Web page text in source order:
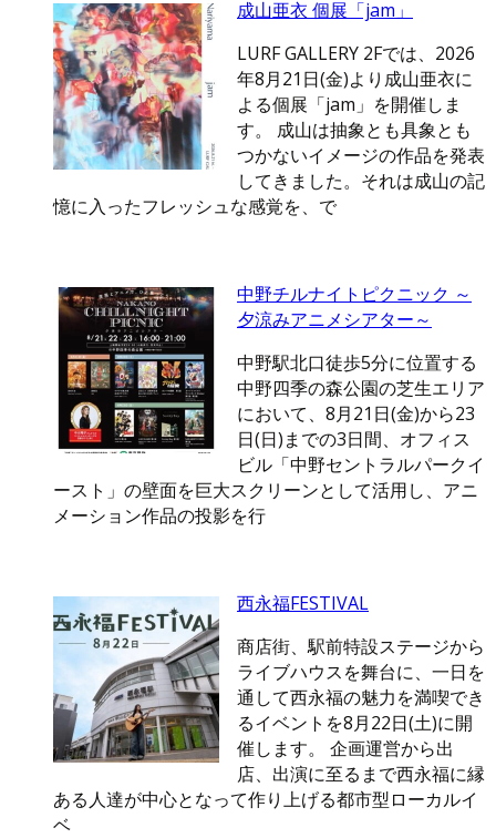
成山亜衣 個展「jam」
LURF GALLERY 2Fでは、2026
年8月21日(金)より成山亜衣に
よる個展「jam」を開催しま
す。 成山は抽象とも具象とも
つかないイメージの作品を発表
してきました。それは成山の記
憶に入ったフレッシュな感覚を、で
中野チルナイトピクニック ～
夕涼みアニメシアター～
中野駅北口徒歩5分に位置する
中野四季の森公園の芝生エリア
において、8月21日(金)から23
日(日)までの3日間、オフィス
ビル「中野セントラルパークイ
ースト」の壁面を巨大スクリーンとして活用し、アニ
メーション作品の投影を行
西永福FESTIVAL
商店街、駅前特設ステージから
ライブハウスを舞台に、一日を
通して西永福の魅力を満喫でき
るイベントを8月22日(土)に開
催します。 企画運営から出
店、出演に至るまで西永福に縁
ある人達が中心となって作り上げる都市型ローカルイ
ベ